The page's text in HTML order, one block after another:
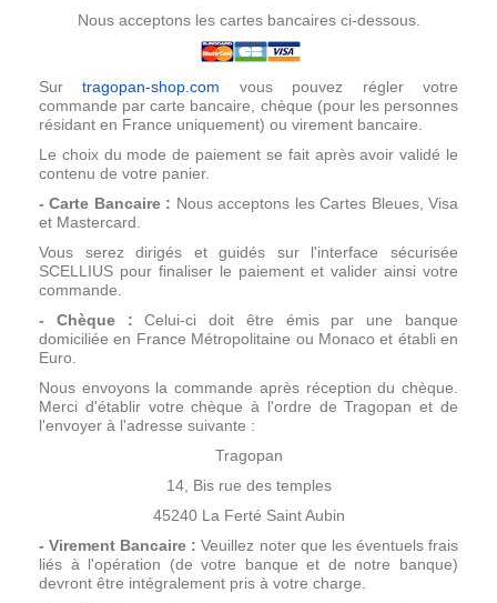
Nous acceptons les cartes bancaires ci-dessous.
Surtragopan-shop.com vous pouvez régler votre
commande par carte bancaire, chèque (pour les personnes
résidant en France uniquement) ou virement bancaire.
Le choix du mode de paiement se fait après avoir validé le
contenu de votre panier.
- Carte Bancaire : Nous acceptons les Cartes Bleues, Visa
et Mastercard.
Vous serez dirigés et guidés sur l'interface sécurisée
SCELLIUS pour finaliser le paiement et valider ainsi votre
commande.
- Chèque : Celui-ci doit être émis par une banque
domiciliée en France Métropolitaine ou Monaco et établi en
Euro.
Nous envoyons la commande après réception du chèque.
Merci d'établir votre chèque à l'ordre de Tragopan et de
l'envoyer à l'adresse suivante :
Tragopan
14, Bis rue des temples
45240 La Ferté Saint Aubin
- Virement Bancaire : Veuillez noter que les éventuels frais
liés à l'opération (de votre banque et de notre banque)
devront être intégralement pris à votre charge.